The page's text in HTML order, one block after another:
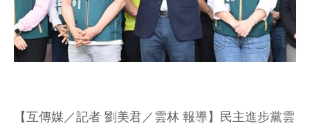
【互傳媒／記者 劉美君／雲林 報導】民主進步黨雲